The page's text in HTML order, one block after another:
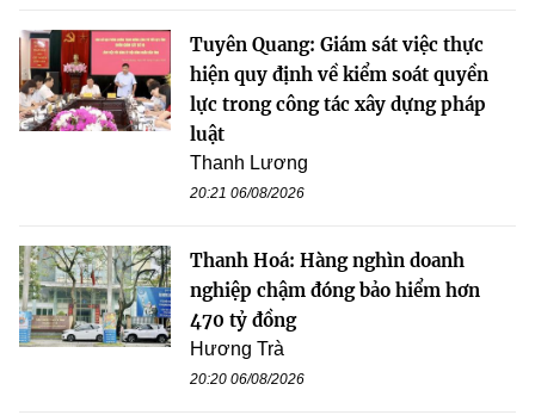
Tuyên Quang: Giám sát việc thực
hiện quy định về kiểm soát quyền
lực trong công tác xây dựng pháp
luật
Thanh Lương
20:21 06/08/2026
Thanh Hoá: Hàng nghìn doanh
nghiệp chậm đóng bảo hiểm hơn
470 tỷ đồng
Hương Trà
20:20 06/08/2026